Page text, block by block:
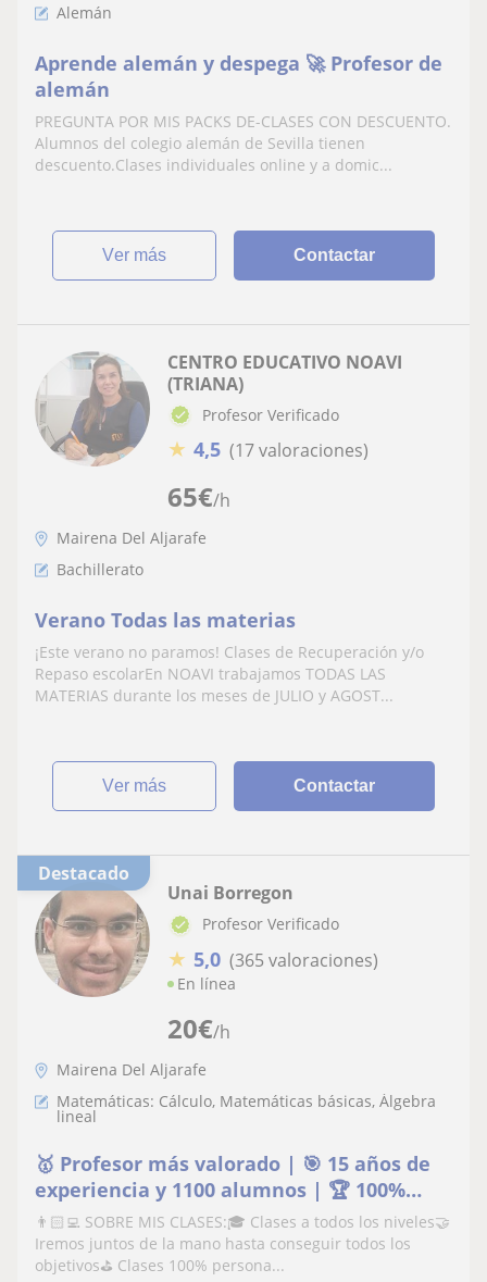
Alemán
Aprende alemán y despega 🚀 Profesor de
alemán
PREGUNTA POR MIS PACKS DE-CLASES CON DESCUENTO.
Alumnos del colegio alemán de Sevilla tienen
descuento.Clases individuales online y a domic...
ver más Contactar
65€/h
CENTRO EDUCATIVO NOAVI
(TRIANA)
Profesor Verificado
★ 4,5 (17 valoraciones)
Mairena Del Aljarafe
Bachillerato
Verano Todas las materias
¡Este verano no paramos! Clases de Recuperación y/o
Repaso escolarEn NOAVI trabajamos TODAS LAS
MATERIAS durante los meses de JULIO y AGOST...
ver más Contactar
Destacado
20€/h
Unai Borregon
Profesor Verificado
★ 5,0 (365 valoraciones)
En línea
Mairena Del Aljarafe
Matemáticas: Cálculo, Matemáticas básicas, Álgebra
lineal
🥇 Profesor más valorado | 🎯 15 años de
experiencia y 1100 alumnos | 🏆 100%
aprobados
👨🏻‍💻 SOBRE MIS CLASES:🎓 Clases a todos los niveles🤝
Iremos juntos de la mano hasta conseguir todos los
objetivos⛳️ Clases 100% persona...